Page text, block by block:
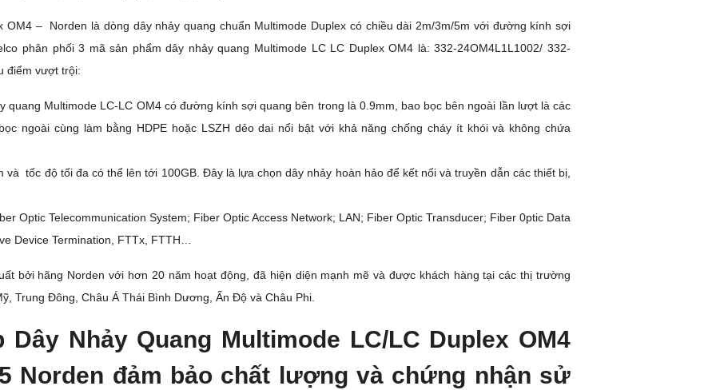
OM4 – Norden là dòng dây nhảy quang chuẩn Multimode Duplex có chiều dài 2m/3m/5m với đường kính sợi
phân phối 3 mã sản phẩm dây nhảy quang Multimode LC LC Duplex OM4 là: 332-24OM4L1L1002/ 332-
điểm vượt trội:
quang Multimode LC-LC OM4 có đường kính sợi quang bên trong là 0.9mm, bao bọc bên ngoài lần lượt là các
ngoài cùng làm bằng HDPE hoặc LSZH dẻo dai nổi bật với khả năng chống cháy ít khói và không chứa
và tốc độ tối đa có thể lên tới 100GB. Đây là lựa chọn dây nhảy hoàn hảo để kết nối và truyền dẫn các thiết bị,
Optic Telecommunication System; Fiber Optic Access Network; LAN; Fiber Optic Transducer; Fiber 0ptic Data
Device Termination, FTTx, FTTH…
bởi hãng Norden với hơn 20 năm hoạt động, đã hiện diện mạnh mẽ và được khách hàng tại các thị trường
Trung Đông, Châu Á Thái Bình Dương, Ấn Độ và Châu Phi.
Nhảy Quang Multimode LC/LC Duplex OM4
Norden đảm bảo chất lượng và chứng nhận sử